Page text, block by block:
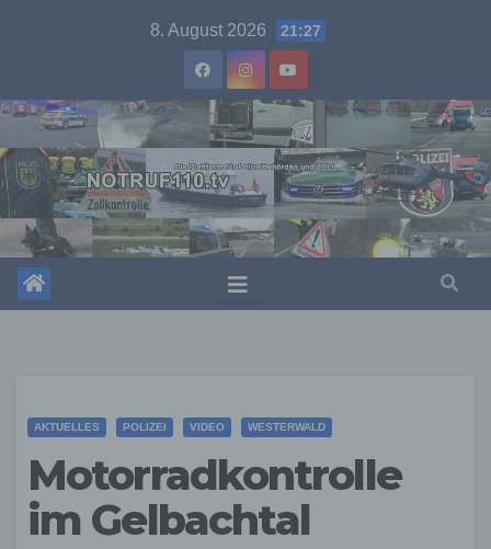
8. August 2026 21:27
AKTUELLES POLIZEI VIDEO WESTERWALD
Motorradkontrolle
im Gelbachtal